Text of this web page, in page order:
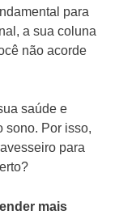
para
a sua coluna
não acorde
saúde e
sono. Por isso,
para
mais